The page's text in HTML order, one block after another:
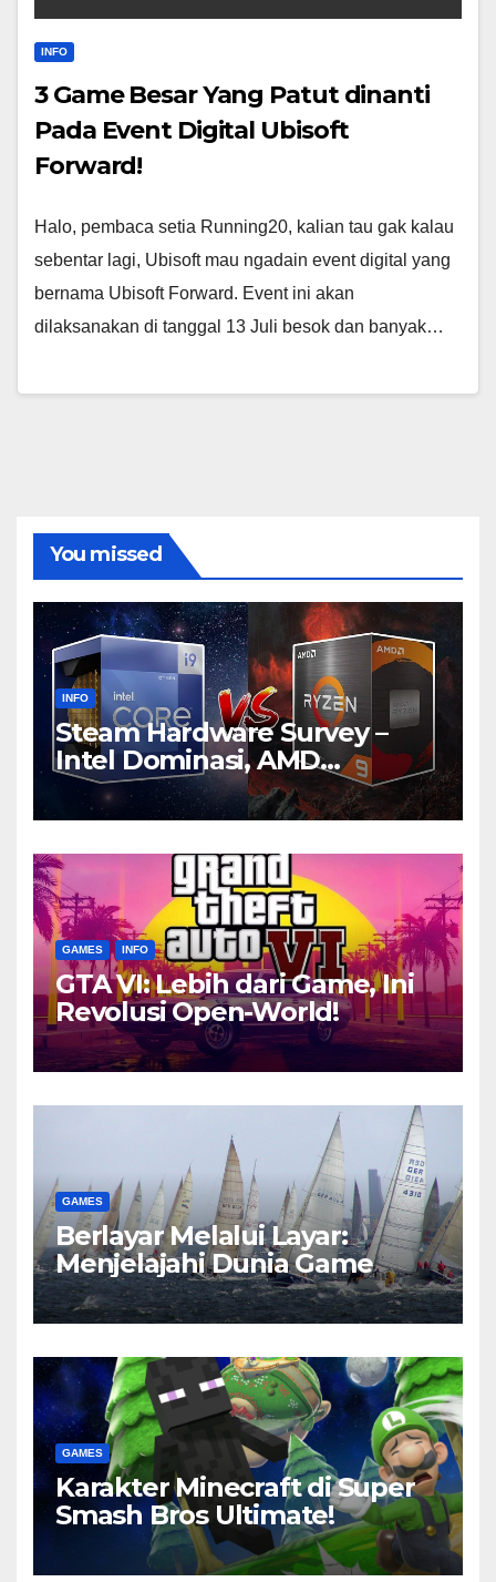
INFO
3 Game Besar Yang Patut dinanti
Pada Event Digital Ubisoft
Forward!
Halo, pembaca setia Running20, kalian tau gak kalau
sebentar lagi, Ubisoft mau ngadain event digital yang
bernama Ubisoft Forward. Event ini akan
dilaksanakan di tanggal 13 Juli besok dan banyak…
You missed
INFO
Steam Hardware Survey –
Intel Dominasi, AMD
Bersaing Ketat
GAMES INFO
GTA VI: Lebih dari Game, Ini
Revolusi Open-World!
GAMES
Berlayar Melalui Layar:
Menjelajahi Dunia Game
GAMES
Karakter Minecraft di Super
Smash Bros Ultimate!